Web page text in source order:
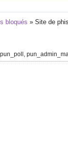
bloqués »Site de